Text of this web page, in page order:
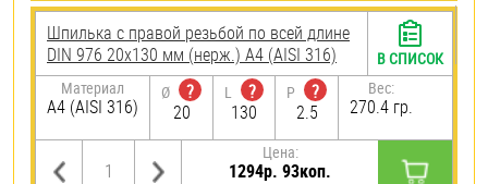
Шпилька с правой резьбой по всей длине
DIN 976 20х130 мм (нерж.) A4 (AISI 316)
Материал
A4 (AISI 316)
Ø
?
20
L
?
130
P
?
2.5
Вес:
270.4 гр.
Цена:
1294р. 93коп.
В СПИСОК